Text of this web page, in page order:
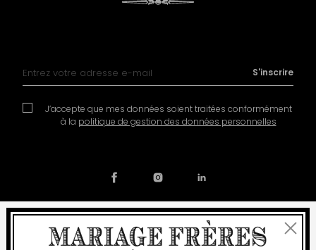
J’accepte que mes données soient traitées conformément
à la politique de gestion des données personnelles
S'inscrire
Fermer